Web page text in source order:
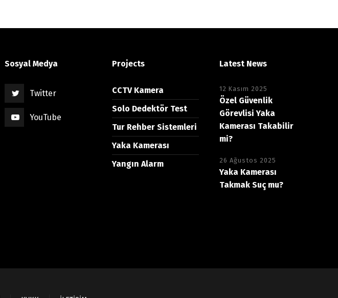
Sosyal Medya
Twitter
YouTube
Projects
CCTV Kamera
Solo Dedektör Test
Tur Rehber Sistemleri
Yaka Kamerası
Yangın Alarm
Latest News
12 Kasım 2025
Özel Güvenlik
Görevlisi Yaka
Kamerası Takabilir
mi?
26 Ağustos 2025
Yaka Kamerası
Takmak Suç mu?